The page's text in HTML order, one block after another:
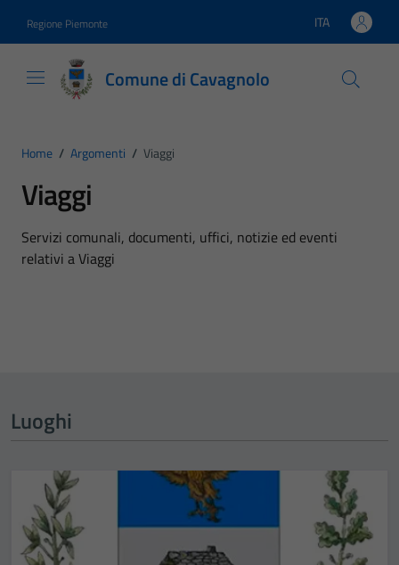
Regione Piemonte Lingua attiva:
ITA
Comune di Cavagnolo
Home / Argomenti / Viaggi
Viaggi
Dettagli dell'argomento
Servizi comunali, documenti, uffici, notizie ed eventi
relativi a Viaggi
Luoghi